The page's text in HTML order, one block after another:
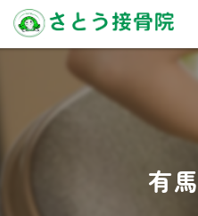
有